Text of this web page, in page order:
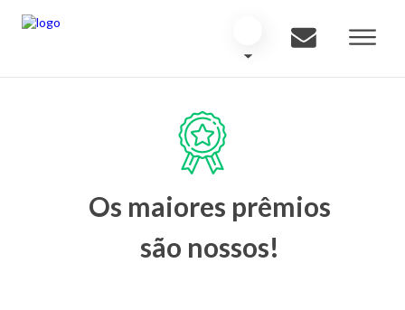
Os maiores prêmios
são nossos!